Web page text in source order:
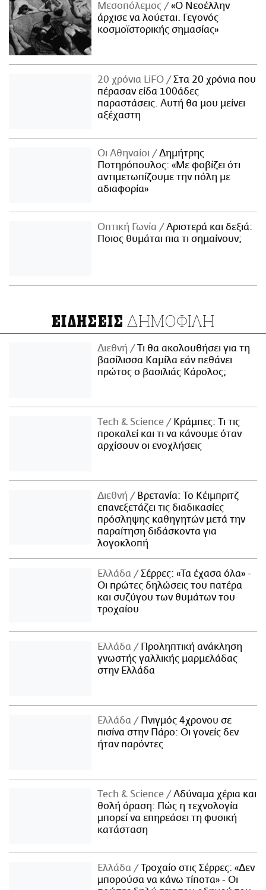
Μεσοπόλεμος
«Ο Νεοέλλην
άρχισε να λούεται. Γεγονός
κοσμοϊστορικής σημασίας»
20 χρόνια LiFO
Στα 20 χρόνια που
πέρασαν είδα 100άδες
παραστάσεις. Αυτή θα μου μείνει
αξέχαστη
Οι Αθηναίοι
Δημήτρης
Ποτηρόπουλος: «Με φοβίζει ότι
αντιμετωπίζουμε την πόλη με
αδιαφορία»
Οπτική Γωνία
Αριστερά και δεξιά:
Ποιος θυμάται πια τι σημαίνουν;
ΕΙΔΗΣΕΙΣ ΔΗΜΟΦΙΛΗ
Διεθνή
Τι θα ακολουθήσει για τη
βασίλισσα Καμίλα εάν πεθάνει
πρώτος ο βασιλιάς Κάρολος;
Τech & Science
Κράμπες: Τι τις
προκαλεί και τι να κάνουμε όταν
αρχίσουν οι ενοχλήσεις
Διεθνή
Βρετανία: Το Κέιμπριτζ
επανεξετάζει τις διαδικασίες
πρόσληψης καθηγητών μετά την
παραίτηση διδάσκοντα για
λογοκλοπή
Ελλάδα
Σέρρες: «Τα έχασα όλα» -
Οι πρώτες δηλώσεις του πατέρα
και συζύγου των θυμάτων του
τροχαίου
Ελλάδα
Προληπτική ανάκληση
γνωστής γαλλικής μαρμελάδας
στην Ελλάδα
Ελλάδα
Πνιγμός 4χρονου σε
πισίνα στην Πάρο: Οι γονείς δεν
ήταν παρόντες
Τech & Science
Αδύναμα χέρια και
θολή όραση: Πώς η τεχνολογία
μπορεί να επηρεάσει τη φυσική
κατάσταση
Ελλάδα
Τροχαίο στις Σέρρες: «Δεν
μπορούσα να κάνω τίποτα» - Οι